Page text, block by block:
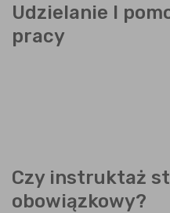
Udzielanie I
pracy
Czy instruktaż
obowiązkowy?